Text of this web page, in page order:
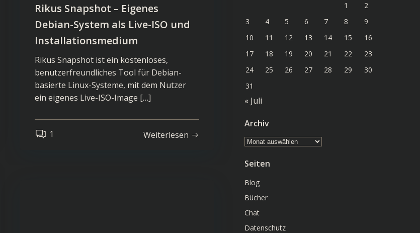
Rikus Snapshot – Eigenes
Debian-System als Live-ISO und
Installationsmedium
Rikus Snapshot ist ein kostenloses,
benutzerfreundliches Tool für Debian-
basierte Linux-Systeme, mit dem Nutzer
ein eigenes Live-ISO-Image […]
1 Weiterlesen
1
2
3
4 5 6 7 8
9
10
11 12 13 14 15
16
17
18 19 20 21 22
23
24
25 26 27 28 29
30
31
« Juli
Archiv
Archiv
Seiten
Blog
Bücher
Chat
Datenschutz